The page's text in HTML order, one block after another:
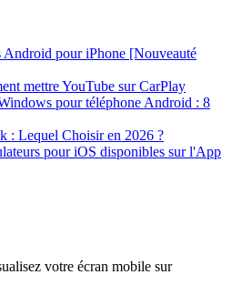
pour iPhone [Nouveauté
mettre YouTube sur CarPlay
pour téléphone Android : 8
: Lequel Choisir en 2026 ?
pour iOS disponibles sur l'App
votre écran mobile sur